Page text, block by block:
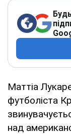
Маттіа
футболіста
над